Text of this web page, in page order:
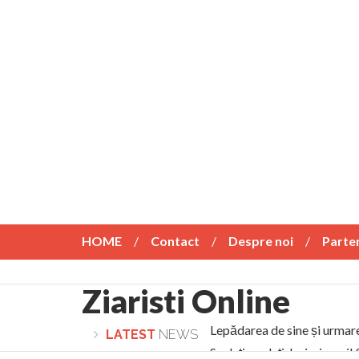
HOME Contact Despre noi
Ziaristi Online
LATEST NEWS
Lepădarea de sine și
Sculați, sculați, boieri